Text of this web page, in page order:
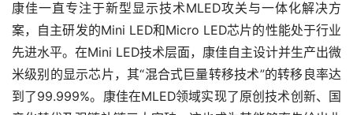
康佳一直专注于新型显示技术MLED攻关与一体化解决方
案，自主研发的Mini LED和Micro LED芯片的性能处于行业
先进水平。在Mini LED技术层面，康佳自主设计并生产出微
米级别的显示芯片，其“混合式巨量转移技术”的转移良率达
到了99.999%。康佳在MLED领域实现了原创技术创新、国